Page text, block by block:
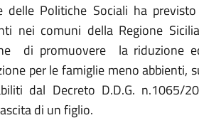
delle Politiche Sociali ha
nei comuni della Regione
di promuovere la riduzione
per le famiglie meno abbienti,
dal Decreto D.D.G. n.1065/
di un figlio.